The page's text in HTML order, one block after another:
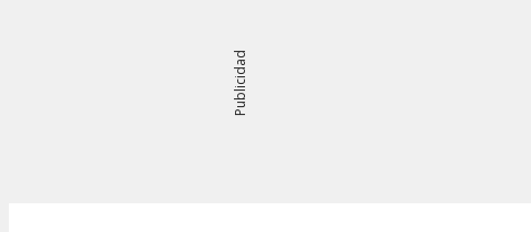
Publicidad